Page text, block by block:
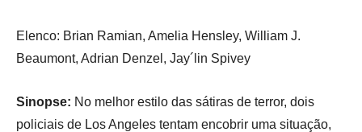
Elenco: Brian Ramian, Amelia Hensley, William J.
Beaumont, Adrian Denzel, Jay´lin Spivey
Sinopse: No melhor estilo das sátiras de terror, dois
policiais de Los Angeles tentam encobrir uma situação,